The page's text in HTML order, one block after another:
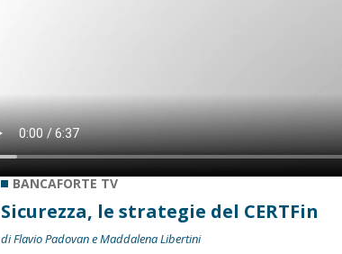
BANCAFORTE TV
Sicurezza, le strategie del CERTFin
di Flavio Padovan e Maddalena Libertini